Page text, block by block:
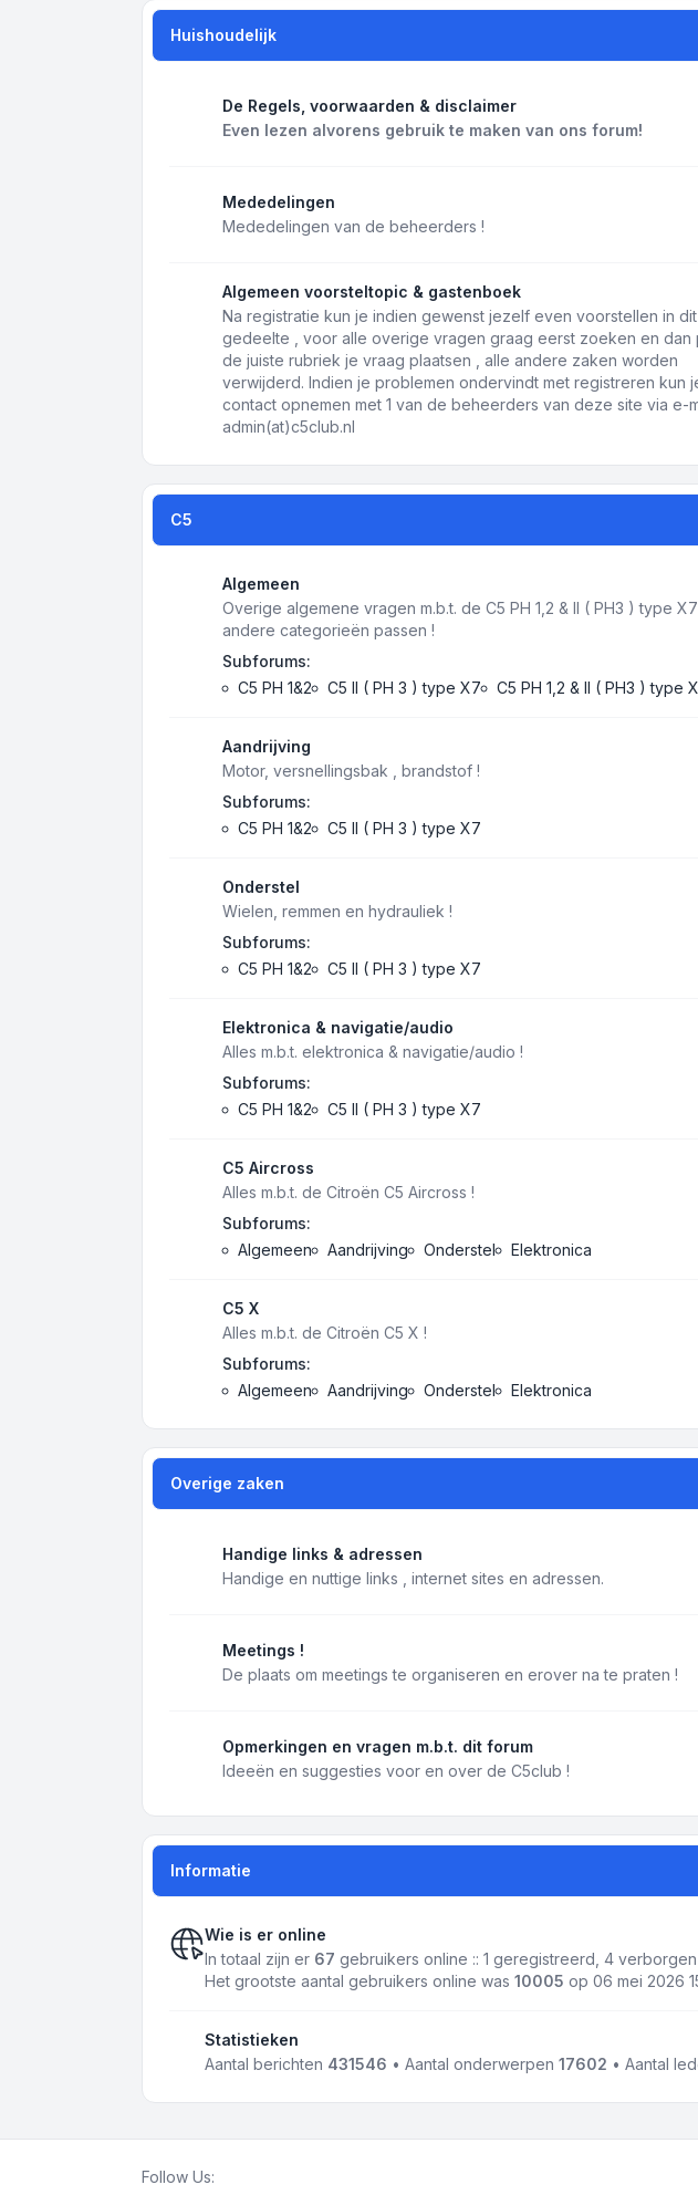
Huishoudelijk
De Regels, voorwaarden & disclaimer
Even lezen alvorens gebruik te maken van ons forum!
Mededelingen
Mededelingen van de beheerders !
Algemeen voorsteltopic & gastenboek
Na registratie kun je indien gewenst jezelf even voorstellen in dit
gedeelte , voor alle overige vragen graag eerst zoeken en dan
de juiste rubriek je vraag plaatsen , alle andere zaken worden
verwijderd. Indien je problemen ondervindt met registreren kun
contact opnemen met 1 van de beheerders van deze site via e-
admin(at)c5club.nl
C5
Algemeen
Overige algemene vragen m.b.t. de C5 PH 1,2 & II ( PH3 ) type
andere categorieën passen !
Subforums:
C5 PH 1&2
C5 II ( PH 3 ) type X7 C5 PH 1,2 & II ( PH3 ) type
Aandrijving
Motor, versnellingsbak , brandstof !
Subforums:
C5 PH 1&2
C5 II ( PH 3 ) type X7
Onderstel
Wielen, remmen en hydrauliek !
Subforums:
C5 PH 1&2
C5 II ( PH 3 ) type X7
Elektronica & navigatie/audio
Alles m.b.t. elektronica & navigatie/audio !
Subforums:
C5 PH 1&2
C5 II ( PH 3 ) type X7
C5 Aircross
Alles m.b.t. de Citroën C5 Aircross !
Subforums:
Algemeen
Aandrijving Onderstel Elektronica
C5 X
Alles m.b.t. de Citroën C5 X !
Subforums:
Algemeen
Aandrijving Onderstel Elektronica
Overige zaken
Handige links & adressen
Handige en nuttige links , internet sites en adressen.
Meetings !
De plaats om meetings te organiseren en erover na te praten !
Opmerkingen en vragen m.b.t. dit forum
Ideeën en suggesties voor en over de C5club !
Informatie
Wie is er online
In totaal zijn er 67 gebruikers online :: 1 geregistreerd, 4
Het grootste aantal gebruikers online was 10005 op 06 mei 2026
Statistieken
Aantal berichten 431546 • Aantal onderwerpen 17602 • Aantal
Follow Us: